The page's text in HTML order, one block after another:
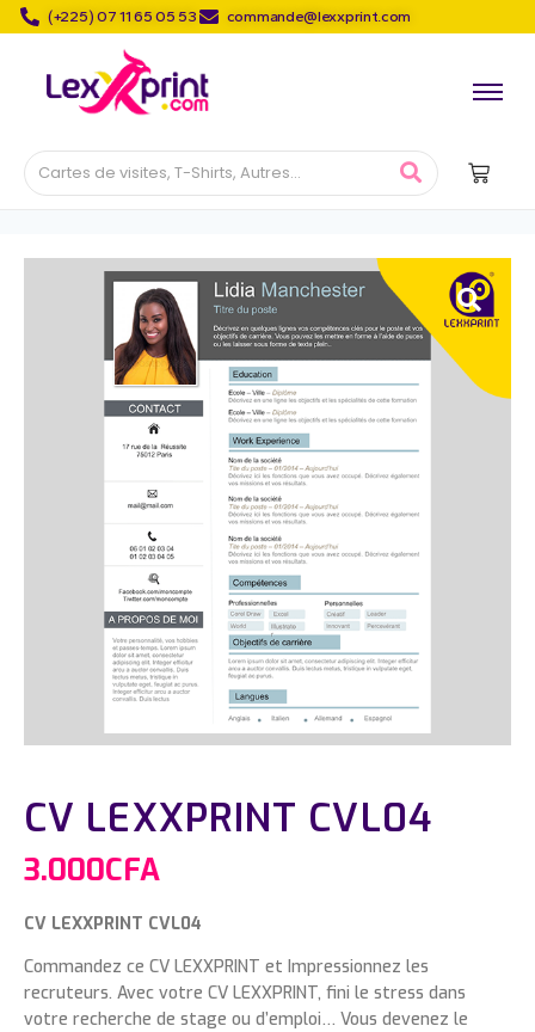
(+225) 07 11 65 05 53 commande@lexxprint.com
CV LEXXPRINT CVL04
3.000CFA
CV LEXXPRINT CVL04
Commandez ce CV LEXXPRINT et Impressionnez les
recruteurs. Avec votre CV LEXXPRINT, fini le stress dans
votre recherche de stage ou d’emploi… Vous devenez le